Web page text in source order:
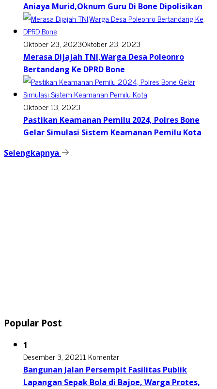
Aniaya Murid,Oknum Guru Di Bone Dipolisikan
Oktober 23, 2023Oktober 23, 2023
Merasa Dijajah TNI,Warga Desa Poleonro
Bertandang Ke DPRD Bone
Oktober 13, 2023
Pastikan Keamanan Pemilu 2024, Polres Bone
Gelar Simulasi Sistem Keamanan Pemilu Kota
Selengkapnya
Popular Post
1
Desember 3, 20211 Komentar
Bangunan Jalan Persempit Fasilitas Publik
Lapangan Sepak Bola di Bajoe, Warga Protes,